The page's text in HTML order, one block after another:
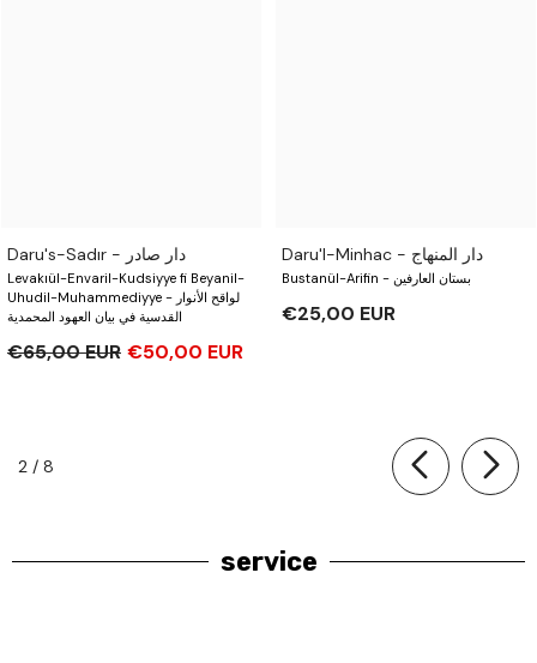
Daru's-Sadır - دار صادر
Levakıül-Envaril-Kudsiyye fi Beyanil-
Uhudil-Muhammediyye - لواقح الأنوار
القدسية في بيان العهود المحمدية
€65,00 EUR €50,00 EUR
Daru'l-Minhac - دار المنهاج
Bustanül-Arifin - بستان العارفين
€25,00 EUR
2 / of
8
service